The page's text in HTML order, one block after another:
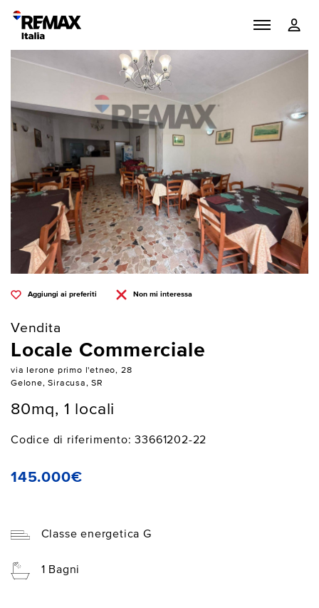
Aggiungi ai preferiti Non mi interessa
Vendita
Locale Commerciale
via Ierone primo l'etneo, 28
Gelone, Siracusa, SR
80mq, 1 locali
Codice di riferimento: 33661202-22
145.000€
Classe energetica G
1 Bagni